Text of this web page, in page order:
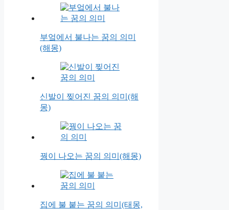
부엌에서 불나는 꿈의 의미
(해몽)
신발이 찢어진 꿈의 의미(해
몽)
꿩이 나오는 꿈의 의미(해몽)
집에 불 붙는 꿈의 의미(태몽,